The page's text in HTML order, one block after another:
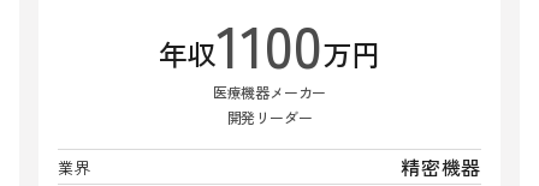
年収1100万円
医療機器メーカー
開発リーダー
業界 精密機器